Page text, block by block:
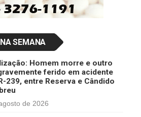
SEMANA
Homem morre e outro
ferido em acidente
239, entre Reserva e Cândido
de 2026